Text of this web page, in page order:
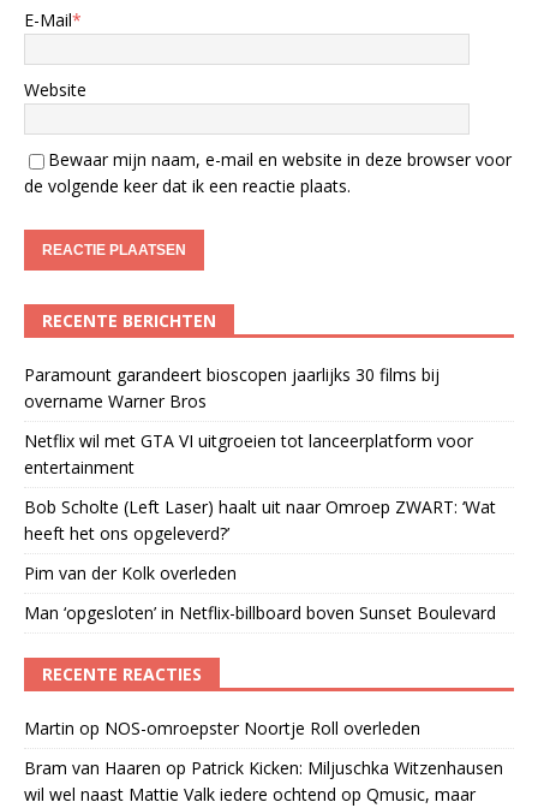
E-Mail*
Website
Bewaar mijn naam, e-mail en website in deze browser voor
de volgende keer dat ik een reactie plaats.
RECENTE BERICHTEN
Paramount garandeert bioscopen jaarlijks 30 films bij
overname Warner Bros
Netflix wil met GTA VI uitgroeien tot lanceerplatform voor
entertainment
Bob Scholte (Left Laser) haalt uit naar Omroep ZWART: ‘Wat
heeft het ons opgeleverd?’
Pim van der Kolk overleden
Man ‘opgesloten’ in Netflix-billboard boven Sunset Boulevard
RECENTE REACTIES
Martin op NOS-omroepster Noortje Roll overleden
Bram van Haaren op Patrick Kicken: Miljuschka Witzenhausen
wil wel naast Mattie Valk iedere ochtend op Qmusic, maar